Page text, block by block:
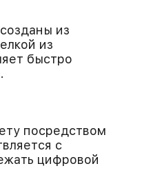
из
из
быстро
посредством
с
цифровой